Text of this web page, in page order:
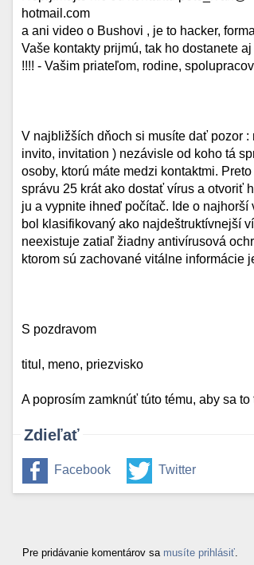
hotmail.com
a ani video o Bushovi , je to hacker,
Vaše kontakty prijmú, tak ho dostanete
!!!! - Vašim priateľom, rodine,
V najbližších dňoch si musíte dať pozor
invito, invitation ) nezávisle od koho tá
osoby, ktorú máte medzi kontaktmi.
správu 25 krát ako dostať vírus a otvoriť
ju a vypnite ihneď počítač. Ide o
bol klasifikovaný ako najdeštruktívnejší
neexistuje zatiaľ žiadny antivírusová
ktorom sú zachované vitálne informácie
S pozdravom
titul, meno, priezvisko
A poprosím zamknúť túto tému, aby sa
Zdieľať
Facebook Twitter
Pre pridávanie komentárov sa musíte prihlásiť